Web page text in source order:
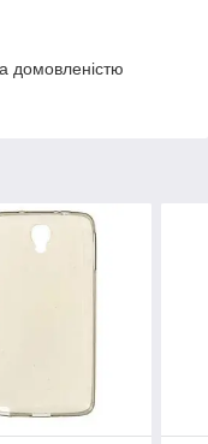
домовленістю